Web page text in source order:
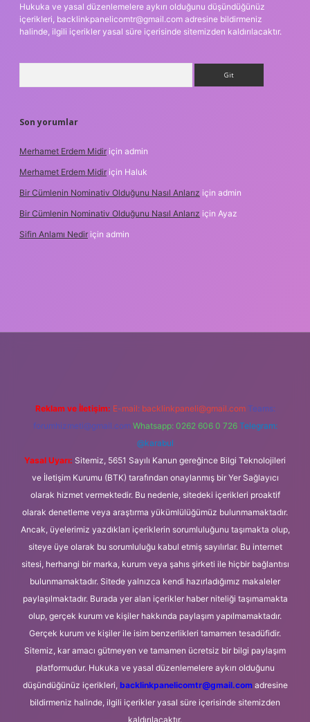
Hukuka ve yasal düzenlemelere aykırı olduğunu düşündüğünüz
içerikleri, backlinkpanelicomtr@gmail.com adresine bildirmeniz
halinde, ilgili içerikler yasal süre içerisinde sitemizden kaldırılacaktır.
Son yorumlar
Merhamet Erdem Midir için admin
Merhamet Erdem Midir için Haluk
Bir Cümlenin Nominativ Olduğunu Nasıl Anlarız için admin
Bir Cümlenin Nominativ Olduğunu Nasıl Anlarız için Ayaz
Sifin Anlamı Nedir için admin
Reklam ve İletişim: E-mail: backlinkpaneli@gmail.com Teams:
forumhizmeti@gmail.com Whatsapp: 0262 606 0 726 Telegram:
@karabul
Yasal Uyarı: Sitemiz, 5651 Sayılı Kanun gereğince Bilgi Teknolojileri
ve İletişim Kurumu (BTK) tarafından onaylanmış bir Yer Sağlayıcı
olarak hizmet vermektedir. Bu nedenle, sitedeki içerikleri proaktif
olarak denetleme veya araştırma yükümlülüğümüz bulunmamaktadır.
Ancak, üyelerimiz yazdıkları içeriklerin sorumluluğunu taşımakta olup,
siteye üye olarak bu sorumluluğu kabul etmiş sayılırlar. Bu internet
sitesi, herhangi bir marka, kurum veya şahıs şirketi ile hiçbir bağlantısı
bulunmamaktadır. Sitede yalnızca kendi hazırladığımız makaleler
paylaşılmaktadır. Burada yer alan içerikler haber niteliği taşımamakta
olup, gerçek kurum ve kişiler hakkında paylaşım yapılmamaktadır.
Gerçek kurum ve kişiler ile isim benzerlikleri tamamen tesadüfidir.
Sitemiz, kar amacı gütmeyen ve tamamen ücretsiz bir bilgi paylaşım
platformudur. Hukuka ve yasal düzenlemelere aykırı olduğunu
düşündüğünüz içerikleri, backlinkpanelicomtr@gmail.comadresine
bildirmeniz halinde, ilgili içerikler yasal süre içerisinde sitemizden
kaldırılacaktır.